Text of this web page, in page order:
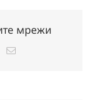
мрежи
Електронна